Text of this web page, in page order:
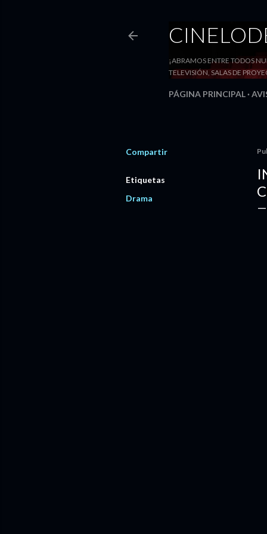
¡ABRAMOS ENTRE TODOS
TELEVISIÓN, SALAS DE
PÁGINA PRINCIPAL
Compartir
Etiquetas
Drama